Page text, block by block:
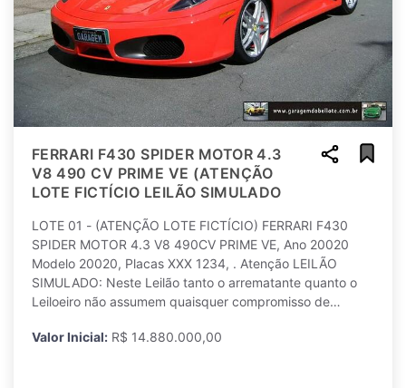
FERRARI F430 SPIDER MOTOR 4.3
V8 490 CV PRIME VE (ATENÇÃO
LOTE FICTÍCIO LEILÃO SIMULADO
LOTE 01 - (ATENÇÃO LOTE FICTÍCIO) FERRARI F430
SPIDER MOTOR 4.3 V8 490CV PRIME VE, Ano 20020
Modelo 20020, Placas XXX 1234, . Atenção LEILÃO
SIMULADO: Neste Leilão tanto o arrematante quanto o
Leiloeiro não assumem quaisquer compromisso de
Valor Inicial: R$ 14.880.000,00